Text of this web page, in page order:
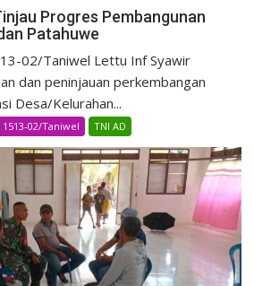
Progres Pembangunan
Patahuwe
02/Taniwel Lettu Inf Syawir
dan peninjauan perkembangan
Desa/Kelurahan...
02/Taniwel TNI AD